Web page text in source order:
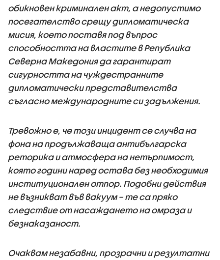
обикновен криминален акт, а недопустимо
посегателство срещу дипломатическа
мисия, което поставя под въпрос
способността на властите в Република
Северна Македония да гарантират
сигурността на чуждестранните
дипломатически представителства
съгласно международните си задължения.
Тревожно е, че този инцидент се случва на
фона на продължаваща антибългарска
реторика и атмосфера на нетърпимост,
която години наред остава без необходимия
институционален отпор. Подобни действия
не възникват във вакуум – те са пряко
следствие от насаждането на омраза и
безнаказаност.
Очаквам незабавни, прозрачни и резултатни